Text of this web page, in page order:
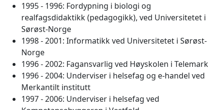
1995 - 1996: Fordypning i biologi og
realfagsdidaktikk (pedagogikk), ved Universitetet i
Sørøst-Norge
1998 - 2001: Informatikk ved Universitetet i Sørøst-
Norge
1996 - 2002: Fagansvarlig ved Høyskolen i Telemark
1996 - 2004: Underviser i helsefag og e-handel ved
Merkantilt institutt
1997 - 2006: Underviser i helsefag ved